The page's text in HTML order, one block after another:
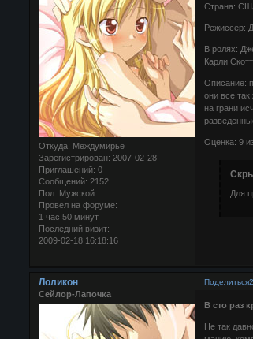
Откуда: Междумирье
Зарегистрирован: 2007-02-28
Приглашений: 0
Сообщений: 2152
Пол: Мужской
Провел на форуме:
1 час 50 минут
Последний визит:
2009-02-18 16:18:16
Страна:
Режиссер:
В ролях:
Карли
Описание:
они все
на грани
Оценка: 9
Для
Поделиться
Лоликон
Сейлор-Лапочка
В сто раз
Не так